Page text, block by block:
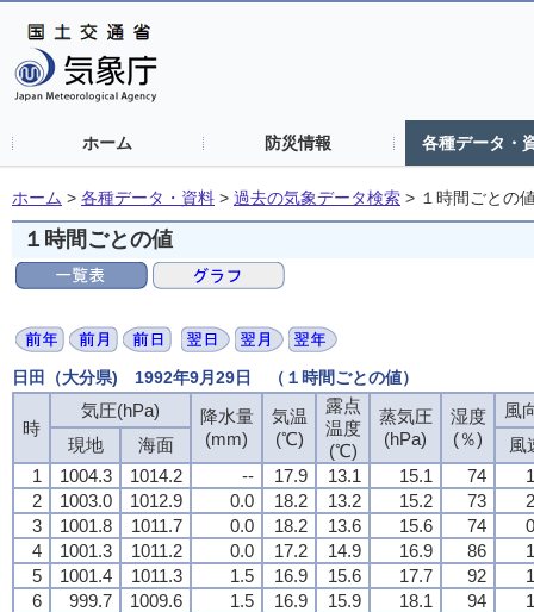
ホーム 防災情報 各種データ・
ホーム > 各種データ・資料 > 過去の気象データ検索 > １時間ごとの
１時間ごとの値
日田（大分県) 1992年9月29日 （１時間ごとの値）
時
気圧(hPa)
降水量
(mm)
気温
(℃)
露点
温度
(℃)
蒸気圧
(hPa)
湿度
(％)
風
現地
海面
風
1
1004.3 1014.2 -- 17.9 13.1 15.1 74
2
1003.0 1012.9 0.0 18.2 13.2 15.2 73
3
1001.8 1011.7 0.0 18.2 13.6 15.6 74
4
1001.3 1011.2 0.0 17.2 14.9 16.9 86
5
1001.4 1011.3 1.5 16.9 15.6 17.7 92
6
999.7 1009.6 1.5 16.9 15.9 18.1 94